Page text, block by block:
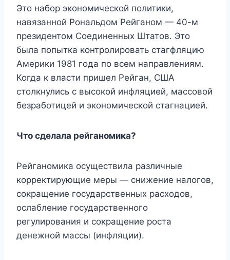
Это набор экономической политики,
навязанной Рональдом Рейганом — 40-м
президентом Соединенных Штатов. Это
была попытка контролировать стагфляцию
Америки 1981 года по всем направлениям.
Когда к власти пришел Рейган, США
столкнулись с высокой инфляцией, массовой
безработицей и экономической стагнацией.
Что сделала рейганомика?
Рейганомика осуществила различные
корректирующие меры — снижение налогов,
сокращение государственных расходов,
ослабление государственного
регулирования и сокращение роста
денежной массы (инфляции).